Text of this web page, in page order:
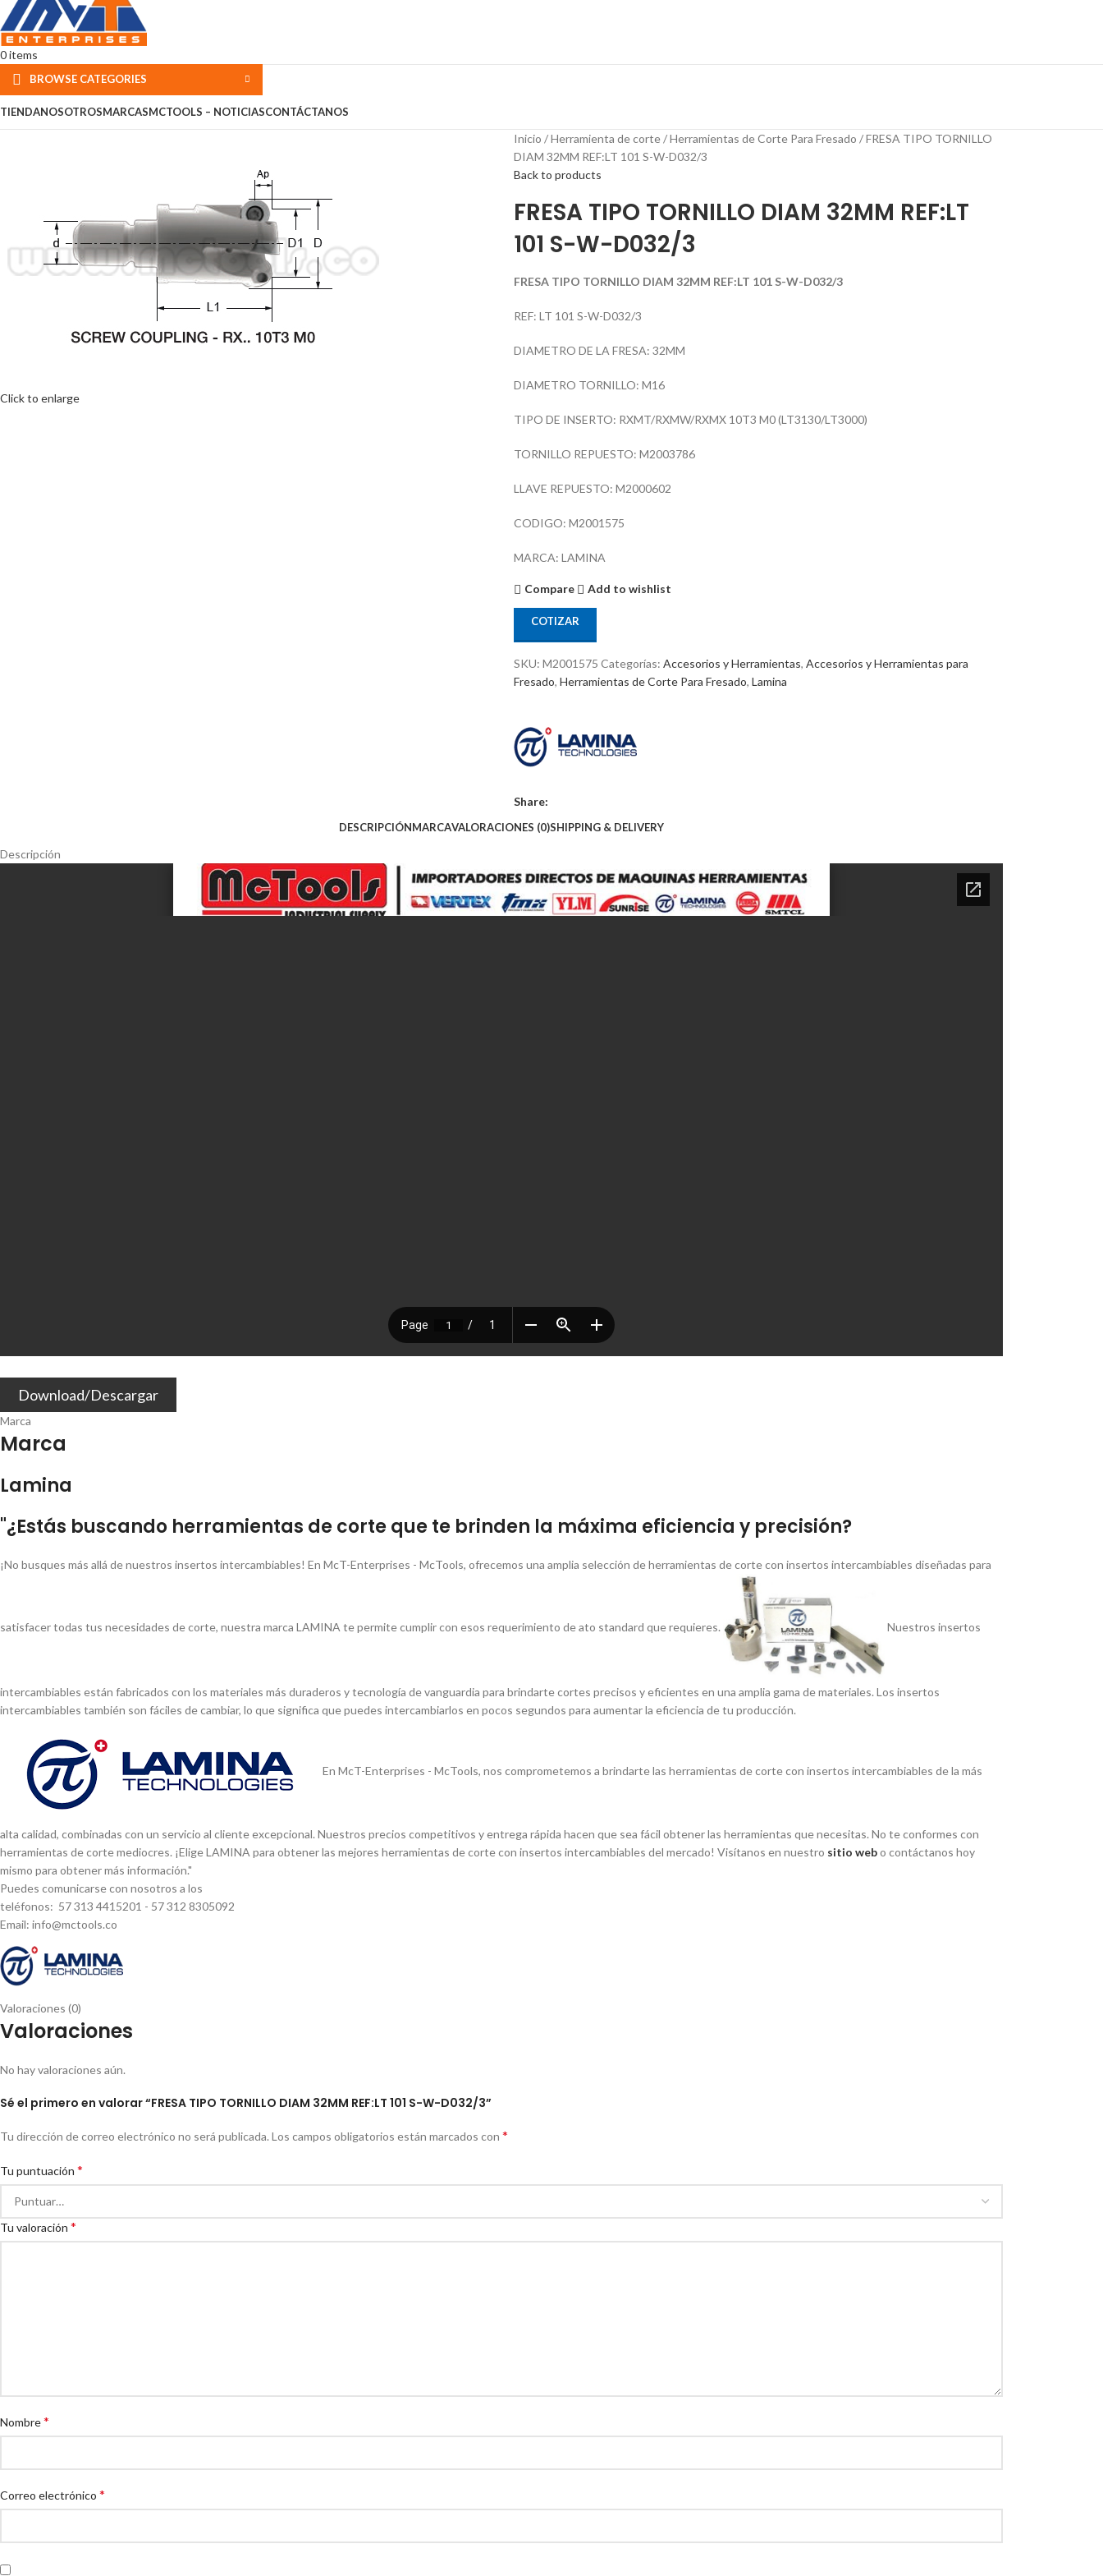
0items
BROWSE CATEGORIES
TIENDANOSOTROSMARCASMCTOOLS – NOTICIASCONTÁCTANOS
Click to enlarge
Inicio Herramienta de corte Herramientas de Corte Para Fresado
FRESA TIPO TORNILLO
DIAM 32MM REF:LT 101 S-W-D032/3
Back to products
FRESA TIPO TORNILLO DIAM 32MM REF:LT
101 S-W-D032/3
FRESA TIPO TORNILLO DIAM 32MM REF:LT 101 S-W-D032/3
REF: LT 101 S-W-D032/3
DIAMETRO DE LA FRESA: 32MM
DIAMETRO TORNILLO: M16
TIPO DE INSERTO: RXMT/RXMW/RXMX 10T3 M0 (LT3130/LT3000)
TORNILLO REPUESTO: M2003786
LLAVE REPUESTO: M2000602
CODIGO: M2001575
MARCA: LAMINA
Compare Add to wishlist
COTIZAR
SKU: M2001575 Categorías: Accesorios y Herramientas, Accesorios y Herramientas para
Fresado, Herramientas de Corte Para Fresado, Lamina
Share:
DESCRIPCIÓNMARCAVALORACIONES (0)SHIPPING & DELIVERY
Descripción
Download/Descargar
Marca
Marca
Lamina
"¿Estás buscando herramientas de corte que te brinden la máxima eficiencia y precisión?
¡No busques más allá de nuestros insertos intercambiables! En McT-Enterprises - McTools, ofrecemos una amplia selección de herramientas de corte con insertos intercambiables diseñadas para
satisfacer todas tus necesidades de corte, nuestra marca LAMINA te permite cumplir con esos requerimiento de ato standard que requieres. Nuestros insertos
intercambiables están fabricados con los materiales más duraderos y tecnologí­a de vanguardia para brindarte cortes precisos y eficientes en una amplia gama de materiales. Los insertos
intercambiables también son fáciles de cambiar, lo que significa que puedes intercambiarlos en pocos segundos para aumentar la eficiencia de tu producción.
En McT-Enterprises - McTools, nos comprometemos a brindarte las herramientas de corte con insertos intercambiables de la más
alta calidad, combinadas con un servicio al cliente excepcional. Nuestros precios competitivos y entrega rápida hacen que sea fácil obtener las herramientas que necesitas. No te conformes con
herramientas de corte mediocres. ¡Elige LAMINA para obtener las mejores herramientas de corte con insertos intercambiables del mercado! Visí­tanos en nuestro sitio webo contáctanos hoy
mismo para obtener más información."
Puedes comunicarse con nosotros a los
teléfonos: 57 313 4415201 - 57 312 8305092
Email: info@mctools.co
Valoraciones (0)
Valoraciones
No hay valoraciones aún.
Sé el primero en valorar “FRESA TIPO TORNILLO DIAM 32MM REF:LT 101 S-W-D032/3”
Tu dirección de correo electrónico no será publicada. Los campos obligatorios están marcados con *
Tu puntuación *
Tu valoración *
Nombre*
Correo electrónico *